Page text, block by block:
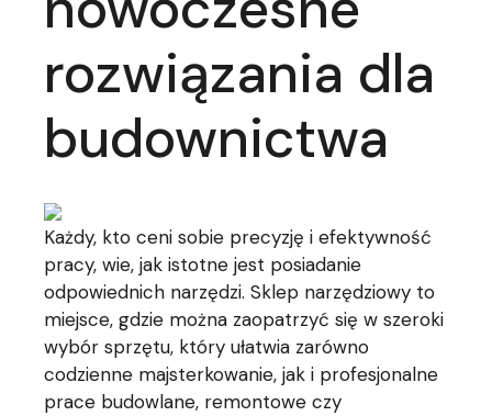
rozwiązania dla
budownictwa
Każdy, kto ceni sobie precyzję i efektywność
pracy, wie, jak istotne jest posiadanie
odpowiednich narzędzi. Sklep narzędziowy to
miejsce, gdzie można zaopatrzyć się w szeroki
wybór sprzętu, który ułatwia zarówno
codzienne majsterkowanie, jak i profesjonalne
prace budowlane, remontowe czy